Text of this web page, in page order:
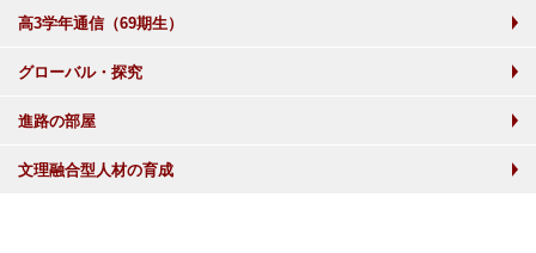
高3学年通信（69期生）
グローバル・探究
進路の部屋
文理融合型人材の育成